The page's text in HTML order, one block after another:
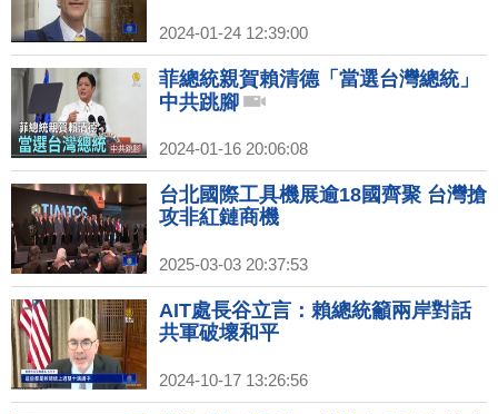
2024-01-24 12:39:00
菲總統親賀賴清德「當選台灣總統」
中共跳腳
2024-01-16 20:06:08
台北國際工具機展逾18國齊聚 台灣搶
攻非紅鏈商機
2025-03-03 20:37:53
AIT處長谷立言：賴總統籲兩岸對話
共軍破壞和平
2024-10-17 13:26:56